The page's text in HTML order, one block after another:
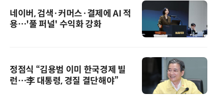
네이버, 검색·커머스·결제에 AI 적
용…'풀 퍼널' 수익화 강화
정점식 “김용범 이미 한국경제 빌
런…李 대통령, 경질 결단해야”